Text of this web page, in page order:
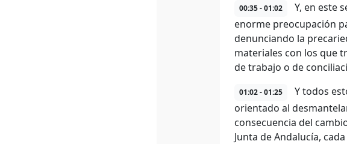
00:35 - 01:02
Y, en este
enorme preocupación
denunciando la
materiales con los que
de trabajo o de
01:02 - 01:25
Y todos
orientado al
consecuencia del
Junta de Andalucía,